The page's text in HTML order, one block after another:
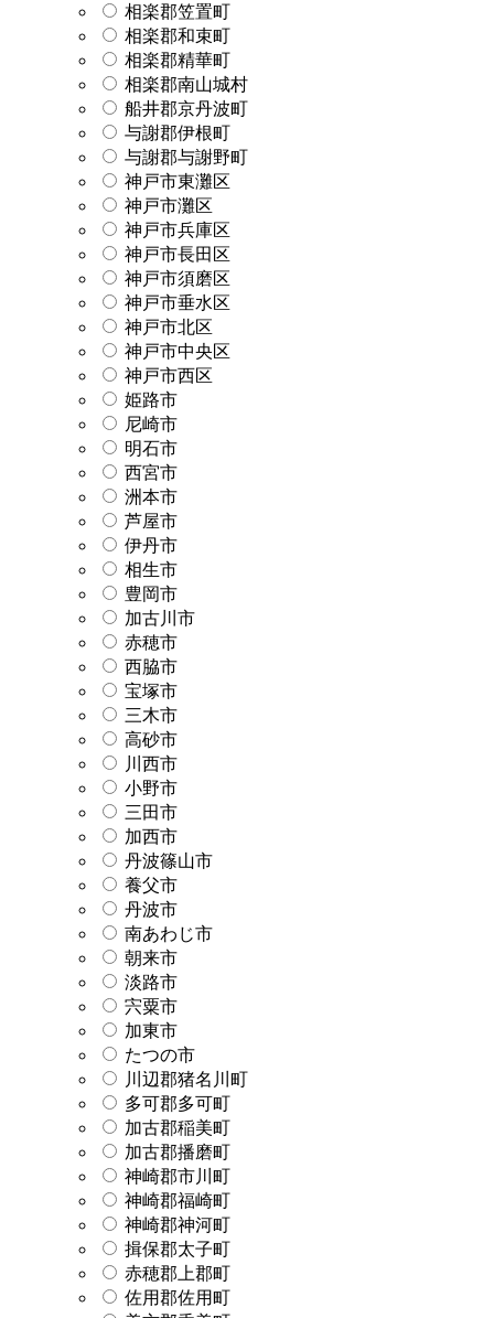
相楽郡笠置町
相楽郡和束町
相楽郡精華町
相楽郡南山城村
船井郡京丹波町
与謝郡伊根町
与謝郡与謝野町
神戸市東灘区
神戸市灘区
神戸市兵庫区
神戸市長田区
神戸市須磨区
神戸市垂水区
神戸市北区
神戸市中央区
神戸市西区
姫路市
尼崎市
明石市
西宮市
洲本市
芦屋市
伊丹市
相生市
豊岡市
加古川市
赤穂市
西脇市
宝塚市
三木市
高砂市
川西市
小野市
三田市
加西市
丹波篠山市
養父市
丹波市
南あわじ市
朝来市
淡路市
宍粟市
加東市
たつの市
川辺郡猪名川町
多可郡多可町
加古郡稲美町
加古郡播磨町
神崎郡市川町
神崎郡福崎町
神崎郡神河町
揖保郡太子町
赤穂郡上郡町
佐用郡佐用町